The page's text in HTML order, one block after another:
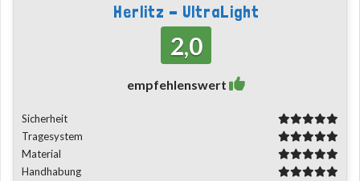
Herlitz - UltraLight
2,0
empfehlenswert
Sicherheit
Tragesystem
Material
Handhabung